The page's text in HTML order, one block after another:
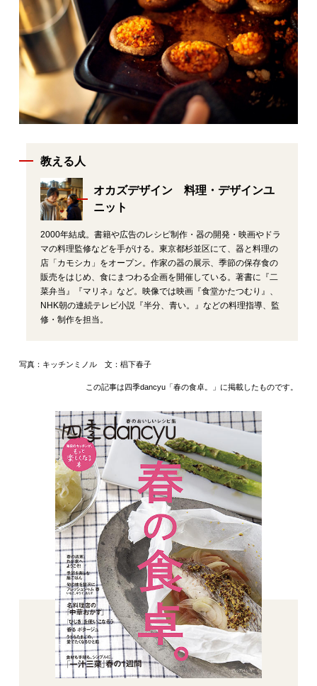
教える人
オカズデザイン 料理・デザインユ
ニット
2000年結成。書籍や広告のレシピ制作・器の開発・映画やドラ
マの料理監修などを手がける。東京都杉並区にて、器と料理の
店「カモシカ」をオープン。作家の器の展示、季節の保存食の
販売をはじめ、食にまつわる企画を開催している。著書に『二
菜弁当』『マリネ』など。映像では映画『食堂かたつむり』、
NHK朝の連続テレビ小説『半分、青い。』などの料理指導、監
修・制作を担当。
写真：キッチンミノル 文：椙下春子
この記事は四季dancyu「春の食卓。」に掲載したものです。